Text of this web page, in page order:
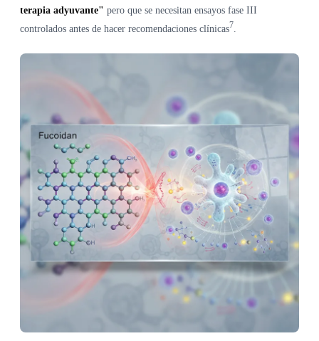
terapia adyuvante" pero que se necesitan ensayos fase III
controlados antes de hacer recomendaciones clínicas7